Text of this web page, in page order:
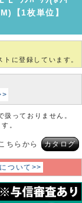
年カタログ商品】
【1枚単位】
トに登録しています。
っておりません。
。
ちらから カタログ
ついて>>